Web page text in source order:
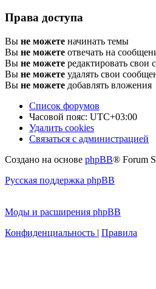
Права доступа
Вы не можете начинать темы
Вы не можете отвечать на
Вы не можете редактировать свои
Вы не можете удалять свои
Вы не можете добавлять вложения
Список форумов
Часовой пояс: UTC+03:00
Удалить cookies
Связаться с администрацией
Создано на основе phpBB® Forum
Русская поддержка phpBB
Моды и расширения phpBB
Конфиденциальность | Правила